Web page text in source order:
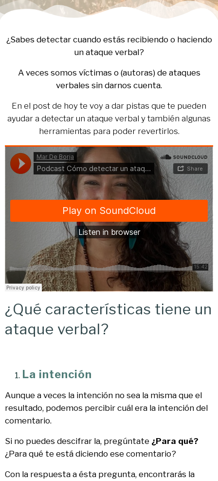
¿Sabes detectar cuando estás recibiendo o haciendo
un ataque verbal?
A veces somos víctimas o (autoras) de ataques
verbales sin darnos cuenta.
En el post de hoy te voy a dar pistas que te pueden
ayudar a detectar un ataque verbal y también algunas
herramientas para poder revertirlos.
¿Qué características tiene un
ataque verbal?
La intención
Aunque a veces la intención no sea la misma que el
resultado, podemos percibir cuál era la intención del
comentario.
Si no puedes descifrar la, pregúntate ¿Para qué?
¿Para qué te está diciendo ese comentario?
Con la respuesta a ésta pregunta, encontrarás la